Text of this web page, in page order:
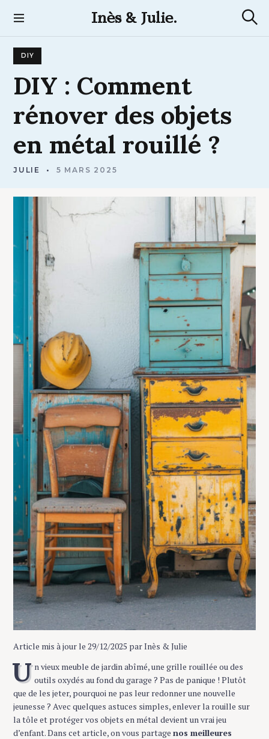
Inès & Julie.
e
DIY
DIY : Comment
rénover des objets
en métal rouillé ?
JULIE 5 MARS 2025
Article mis à jour le 29/12/2025 par Inès & Julie
U n vieux meuble de jardin abîmé, une grille rouillée ou des
outils oxydés au fond du garage ? Pas de panique ! Plutôt
que de les jeter, pourquoi ne pas leur redonner une nouvelle
jeunesse ? Avec quelques astuces simples, enlever la rouille sur
la tôle et protéger vos objets en métal devient un vrai jeu
d’enfant. Dans cet article, on vous partage nos meilleures